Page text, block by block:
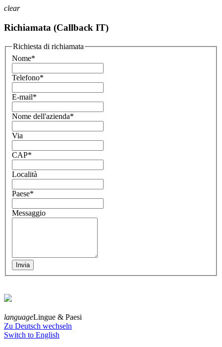
clear
Richiamata (Callback IT)
Richiesta di richiamata
Nome*
Telefono*
E-mail*
Nome dell'azienda*
Via
CAP*
Località
Paese*
Messaggio
languageLingue & Paesi
Zu Deutsch wechseln
Switch to English